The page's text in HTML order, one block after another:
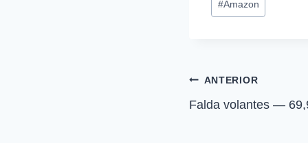
r
t
de
#Amazon
Navegación
de
ANTERIOR
Falda volantes —